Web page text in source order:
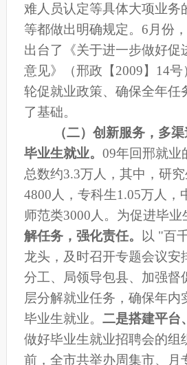
难人员认定等具体大项业务
等都做出明确规定。 6月份
出台了《关于进一步做好促
意见》（邢政【2009】14号
轮促就业政策、确保全年任
了基础。
（二）创新服务，多
毕业生就业。 09年回邢就业
总数约3.3万人，其中，研
4800人，专科生1.05万人，
师范类3000人。为促进毕业
解任务，强化责任。
以 "百
龙头，及时召开专题会议安
分工、局领导包县、加强督
层分解就业任务，确保年内
毕业生就业。 二是搭建平台
做好毕业生就业招聘会的组
前，全市共举办周集市、月